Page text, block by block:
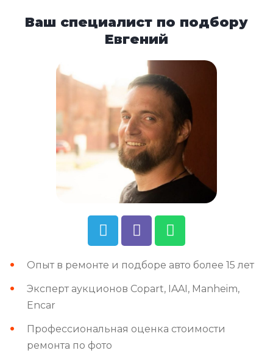
Ваш специалист по подбору
Евгений
Опыт в ремонте и подборе авто более 15 лет
Эксперт аукционов Copart, IAAI, Manheim,
Encar
Профессиональная оценка стоимости
ремонта по фото